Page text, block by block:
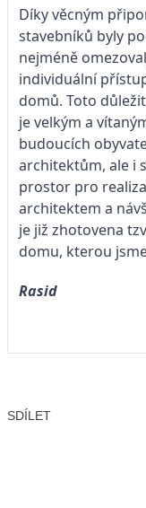
Díky věcným
stavebníků byly
nejméně
individuální
domů. Toto
je velkým a
budoucích
architektům, ale i
prostor pro
architektem a
je již zhotovena
domu, kterou
Rasid
SDÍLET